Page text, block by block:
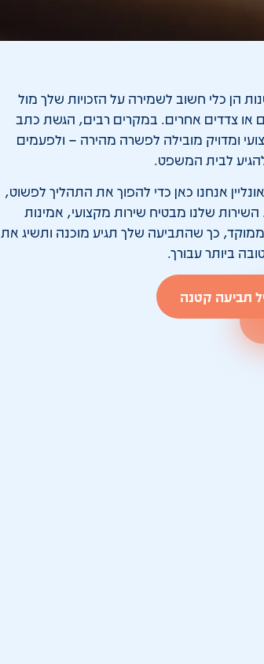
הן כלי חשוב לשמירה על הזכויות שלך מול
או צדדים אחרים. במקרים רבים, הגשת כתב
ומדויק מובילה לפשרה מהירה – ולפעמים
לבית המשפט.
אנחנו כאן כדי להפוך את התהליך לפשוט,
השירות שלנו מבטיח שירות מקצועי, אמינות
כך שהתביעה שלך תגיע מוכנה ותשיג את
ביותר עבורך.
תביעה קטנה